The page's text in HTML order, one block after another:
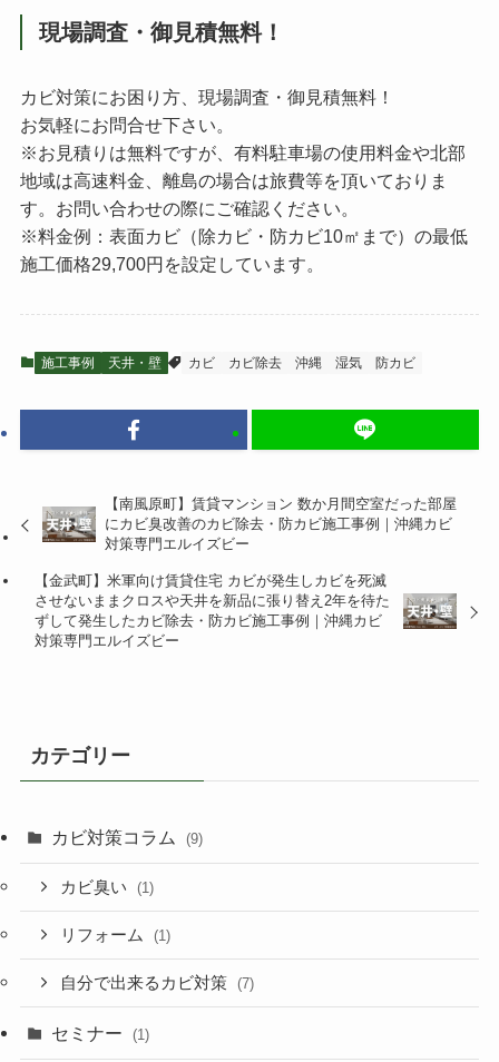
現場調査・御見積無料！
カビ対策にお困り方、現場調査・御見積無料！
お気軽にお問合せ下さい。
※お見積りは無料ですが、有料駐車場の使用料金や北部
地域は高速料金、離島の場合は旅費等を頂いておりま
す。お問い合わせの際にご確認ください。
※料金例：表面カビ（除カビ・防カビ10㎡まで）の最低
施工価格29,700円を設定しています。
施工事例 天井・壁 カビ カビ除去 沖縄 湿気 防カビ
【南風原町】賃貸マンション 数か月間空室だった部屋
にカビ臭改善のカビ除去・防カビ施工事例｜沖縄カビ
対策専門エルイズビー
【金武町】米軍向け賃貸住宅 カビが発生しカビを死滅
させないままクロスや天井を新品に張り替え2年を待た
ずして発生したカビ除去・防カビ施工事例｜沖縄カビ
対策専門エルイズビー
カテゴリー
カビ対策コラム (9)
カビ臭い (1)
リフォーム (1)
自分で出来るカビ対策 (7)
セミナー (1)